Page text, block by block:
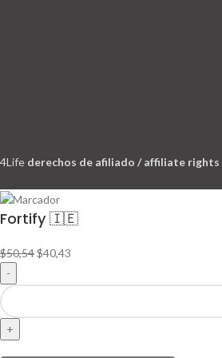
4Life derechos de afiliado / affiliate rights
Fortify 🇮🇪
$50,54El
original
$50,54.
$40,43
actual
$40,43.
Fortify
🇮🇪
cantidad